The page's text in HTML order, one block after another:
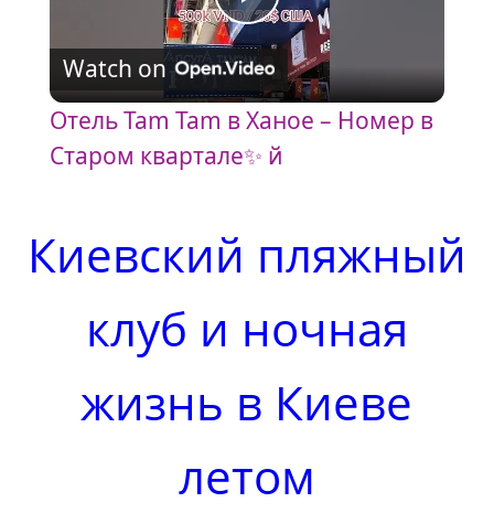
P
l
a
i
d
e
Watch on
Отель Tam Tam в Ханое – Номер в
Старом квартале✨ й
Киевский пляжный
клуб и ночная
жизнь в Киеве
летом